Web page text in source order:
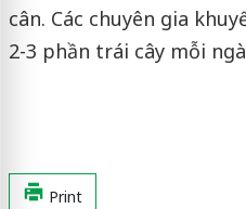
cân. Các chuyên gia
2-3 phần trái cây mỗi
Print